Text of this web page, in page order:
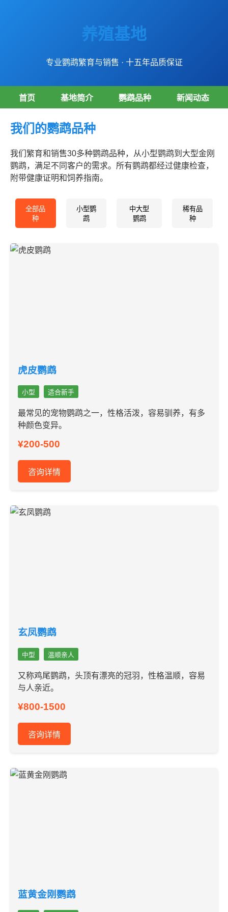
养殖基地
专业鹦鹉繁育与销售 · 十五年品质保证
首页 基地简介 鹦鹉品种 新闻动态
我们的鹦鹉品种
我们繁育和销售30多种鹦鹉品种，从小型鹦鹉到大型金刚
鹦鹉，满足不同客户的需求。所有鹦鹉都经过健康检查，
附带健康证明和饲养指南。
全部品
种
小型鹦
鹉
中大型
鹦鹉
稀有品
种
虎皮鹦鹉
小型 适合新手
最常见的宠物鹦鹉之一，性格活泼，容易驯养，有多
种颜色变异。
¥200-500
咨询详情
玄凤鹦鹉
中型 温顺亲人
又称鸡尾鹦鹉，头顶有漂亮的冠羽，性格温顺，容易
与人亲近。
¥800-1500
咨询详情
蓝黄金刚鹦鹉